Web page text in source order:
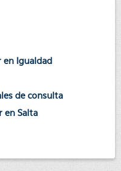
en Igualdad
de consulta
en Salta